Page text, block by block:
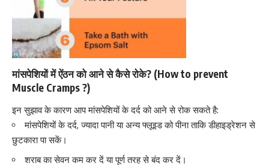
मांसपेशियों में ऐंठन को आने से कैसे रोके? (How to prevent
Muscle Cramps ?)
इन सुझाव के कारण आप मांसपेशियों के दर्द को आने से रोक सकते है:
मांसपेशियों के दर्द, ज्यादा पानी या अन्य फ्लूइड को पीना ताकि डीहाइड्रेशन से
छुटकारा पा सकें।
शराब का सेवन कम कर दें या पूर्ण तरह से बंद कर दें।